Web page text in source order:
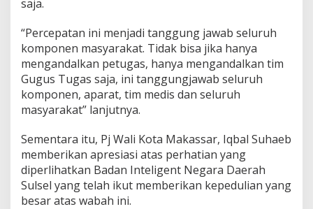
saja.
“Percepatan ini menjadi tanggung jawab seluruh
komponen masyarakat. Tidak bisa jika hanya
mengandalkan petugas, hanya mengandalkan tim
Gugus Tugas saja, ini tanggungjawab seluruh
komponen, aparat, tim medis dan seluruh
masyarakat” lanjutnya.
Sementara itu, Pj Wali Kota Makassar, Iqbal Suhaeb
memberikan apresiasi atas perhatian yang
diperlihatkan Badan Inteligent Negara Daerah
Sulsel yang telah ikut memberikan kepedulian yang
besar atas wabah ini.